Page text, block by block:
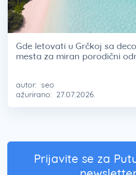
Gde letovati u Grčkoj sa
mesta za miran porodični
autor: seo
ažurirano: 27.07.2026.
Prijavite se za